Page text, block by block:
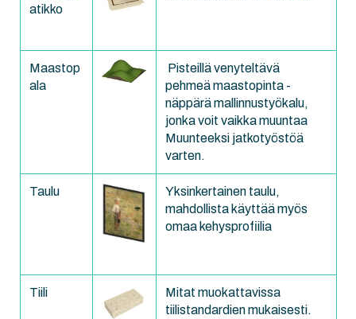
atikko
Maastop
ala
Pisteillä venyteltävä
pehmeä maastopinta -
näppärä mallinnustyökalu,
jonka voit vaikka muuntaa
Muunteeksi jatkotyöstöä
varten.
Taulu
Yksinkertainen taulu,
mahdollista käyttää myös
omaa kehysprofiilia
Tiili
Mitat muokattavissa
tiilistandardien mukaisesti.